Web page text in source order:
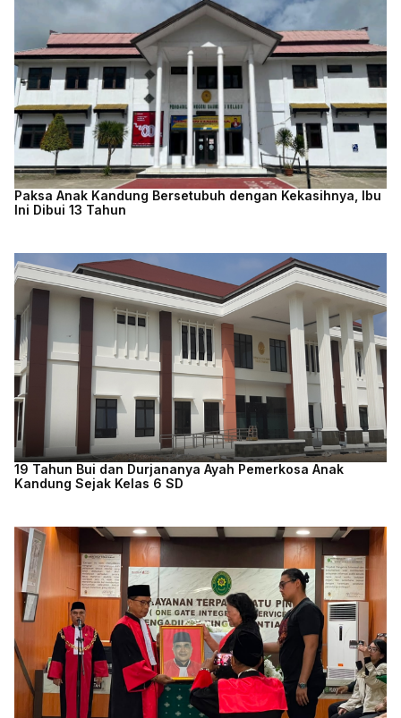
Paksa Anak Kandung Bersetubuh dengan Kekasihnya, Ibu
Ini Dibui 13 Tahun
19 Tahun Bui dan Durjananya Ayah Pemerkosa Anak
Kandung Sejak Kelas 6 SD